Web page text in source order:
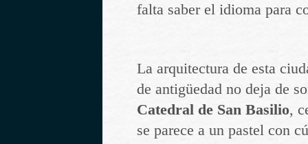
falta saber el idioma para
La arquitectura de esta
de antigüedad no deja de
Catedral de San Basilio,
se parece a un pastel con